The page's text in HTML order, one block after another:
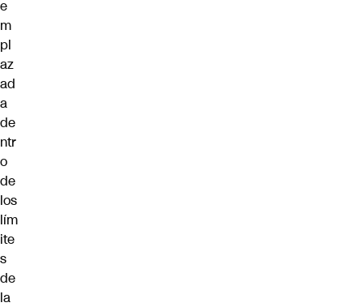
e
m
pl
az
ad
a
de
ntr
o
de
los
lím
ite
s
de
la